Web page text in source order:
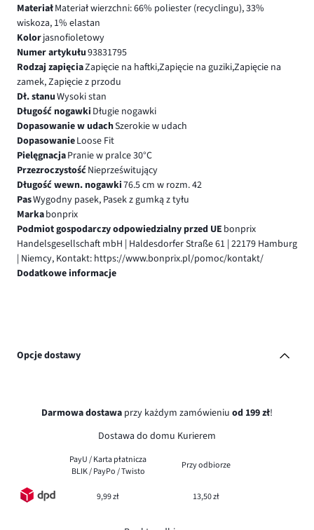
MateriałMateriał wierzchni: 66% poliester (recyclingu), 33%
wiskoza, 1% elastan
Kolorjasnofioletowy
Numer artykułu93831795
Rodzaj zapięciaZapięcie na haftki,Zapięcie na guziki,Zapięcie na
zamek, Zapięcie z przodu
Dł. stanuWysoki stan
Długość nogawki Długie nogawki
Dopasowanie w udachSzerokie w udach
DopasowanieLoose Fit
PielęgnacjaPranie w pralce 30°C
PrzezroczystośćNieprześwitujący
Długość wewn. nogawki76.5 cm w rozm. 42
PasWygodny pasek, Pasek z gumką z tyłu
Markabonprix
Podmiot gospodarczy odpowiedzialny przed UE bonprix
Handelsgesellschaft mbH | Haldesdorfer Straße 61 | 22179 Hamburg
| Niemcy, Kontakt: https://www.bonprix.pl/pomoc/kontakt/
Dodatkowe informacje
Opcje dostawy
Darmowa dostawa przy każdym zamówieniu od 199 zł!
Dostawa do domu Kurierem
PayU / Karta płatnicza
BLIK / PayPo / Twisto
Przy odbiorze
9,99 zł 13,50 zł